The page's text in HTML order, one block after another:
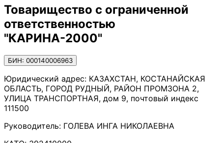
Товарищество с ограниченной
ответственностью
"КАРИНА-2000"
БИН: 000140006963
Юридический адрес: КАЗАХСТАН, КОСТАНАЙСКАЯ
ОБЛАСТЬ, ГОРОД РУДНЫЙ, РАЙОН ПРОМЗОНА 2,
УЛИЦА ТРАНСПОРТНАЯ, дом 9, почтовый индекс
111500
Руководитель: ГОЛЕВА ИНГА НИКОЛАЕВНА